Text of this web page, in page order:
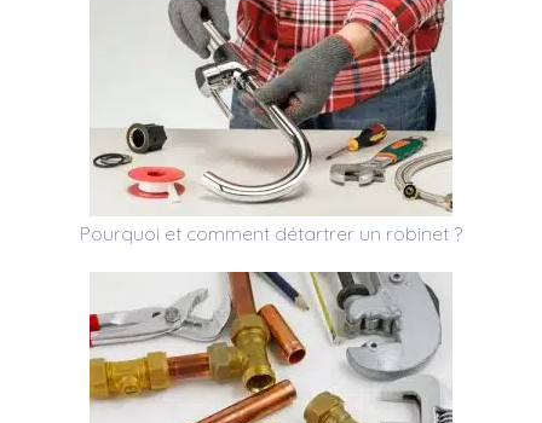
Pourquoi et comment détartrer un robinet ?